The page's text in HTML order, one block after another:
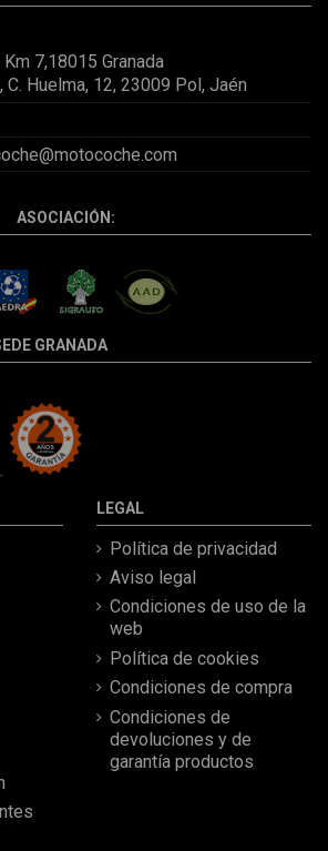
7,18015 Granada
C. Huelma, 12, 23009 Pol, Jaén
GRANADA
LEGAL
Política de privacidad
Aviso legal
Condiciones de uso de la
web
Política de cookies
Condiciones de compra
Condiciones de
devoluciones y de
garantía productos